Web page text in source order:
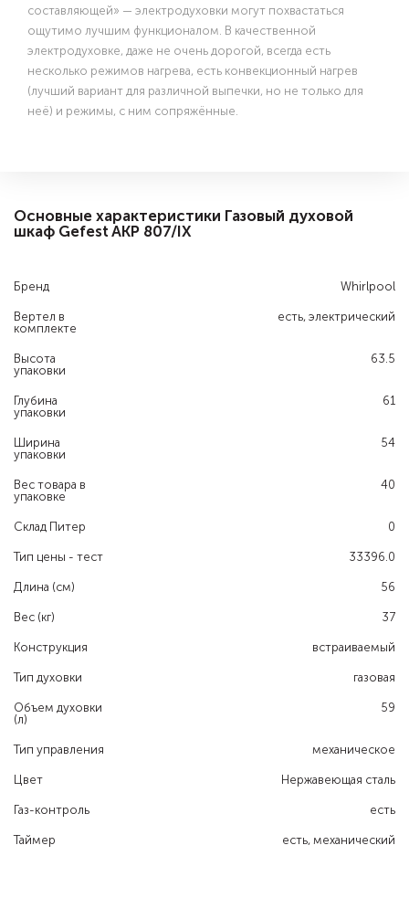
составляющей» — электродуховки могут похвастаться
ощутимо лучшим функционалом. В качественной
электродуховке, даже не очень дорогой, всегда есть
несколько режимов нагрева, есть конвекционный нагрев
(лучший вариант для различной выпечки, но не только для
неё) и режимы, с ним сопряжённые.
Основные характеристики Газовый духовой
шкаф Gefest AKP 807/IX
Бренд Whirlpool
Вертел в
комплекте
есть, электрический
Высота
упаковки
63.5
Глубина
упаковки
61
Ширина
упаковки
54
Вес товара в
упаковке
40
Склад Питер 0
Тип цены - тест 33396.0
Длина (см) 56
Вес (кг) 37
Конструкция встраиваемый
Тип духовки газовая
Объем духовки
(л)
59
Тип управления механическое
Цвет Нержавеющая сталь
Газ-контроль есть
Таймер есть, механический